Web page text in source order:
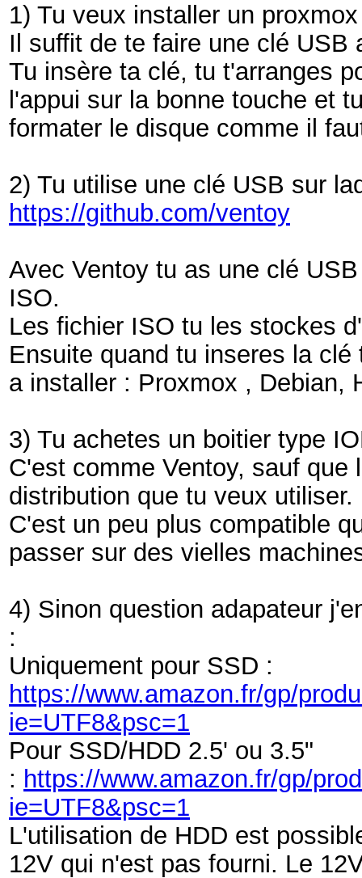
1) Tu veux installer un
Il suffit de te faire une clé USB
Tu insère ta clé, tu t'arranges
l'appui sur la bonne touche et
formater le disque comme il
2) Tu utilise une clé USB sur
https://github.com/ventoy
Avec Ventoy tu as une clé
ISO.
Les fichier ISO tu les stockes
Ensuite quand tu inseres la
a installer : Proxmox , Debian,
3) Tu achetes un boitier type
C'est comme Ventoy, sauf
distribution que tu veux utiliser.
C'est un peu plus compatible
passer sur des vielles
4) Sinon question adapateur
:
Uniquement pour SSD :
https://www.amazon.fr/gp/
ie=UTF8&psc=1
Pour SSD/HDD 2.5' ou 3.5"
: https://www.amazon.fr/gp/
ie=UTF8&psc=1
L'utilisation de HDD est
12V qui n'est pas fourni. Le